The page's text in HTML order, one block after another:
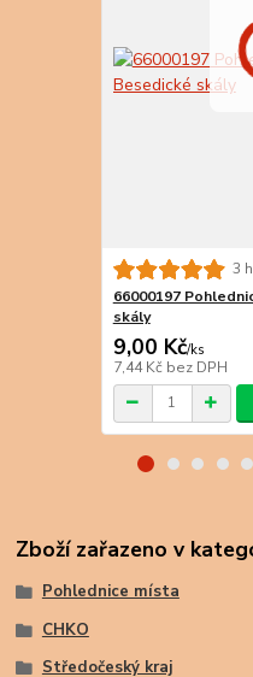
3
66000197
skály
9,00 Kč/ks
7,44 Kč bez DPH
Zboží zařazeno v
Pohlednice místa
CHKO
Středočeský kraj